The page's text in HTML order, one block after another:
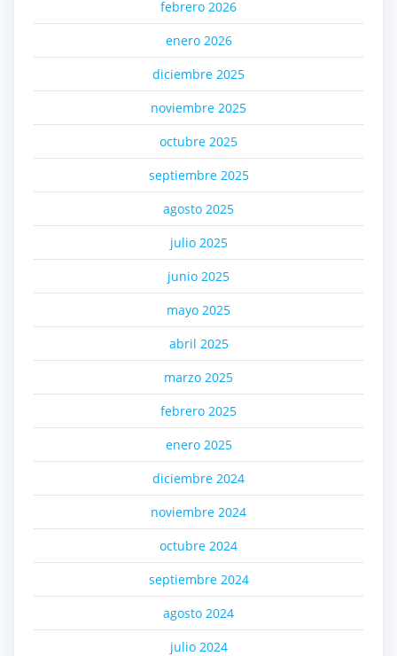
febrero 2026
enero 2026
diciembre 2025
noviembre 2025
octubre 2025
septiembre 2025
agosto 2025
julio 2025
junio 2025
mayo 2025
abril 2025
marzo 2025
febrero 2025
enero 2025
diciembre 2024
noviembre 2024
octubre 2024
septiembre 2024
agosto 2024
julio 2024